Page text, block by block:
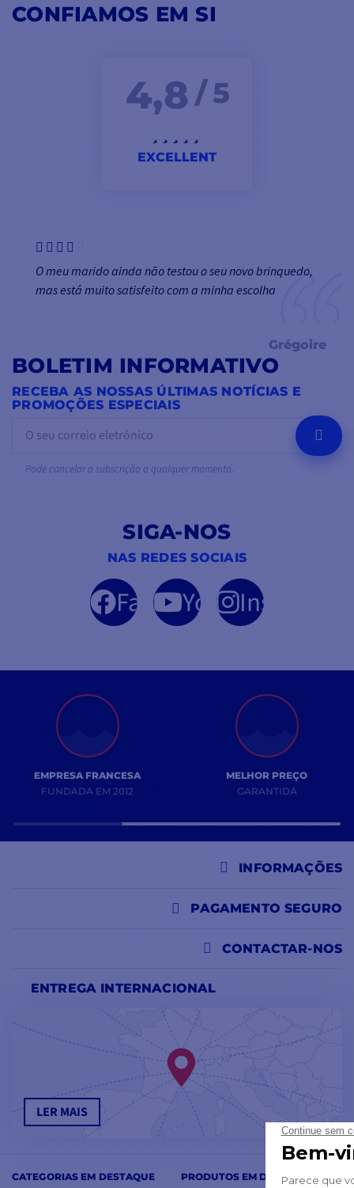
CONFIAMOS EM SI
4,8 / 5
EXCELLENT
O meu marido ainda não testou o seu novo brinquedo,
mas está muito satisfeito com a minha escolha
Grégoire
BOLETIM INFORMATIVO
RECEBA AS NOSSAS ÚLTIMAS NOTÍCIAS E
PROMOÇÕES ESPECIAIS
OK
Pode cancelar a subscrição a qualquer momento.
SIGA-NOS
NAS REDES SOCIAIS
FacebookYouTubeInstagram
EMPRESA FRANCESA
FUNDADA EM 2012
MELHOR PREÇO
GARANTIDA
INFORMAÇÕES
CATEGORIAS EM DESTAQUE PRODUTOS EM DESTAQUE
ENTREGA INTERNACIONAL
LER MAIS
CONTACTAR-NOS
PAGAMENTO SEGURO